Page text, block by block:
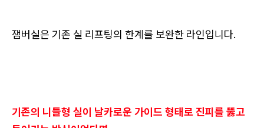
잼버실은 기존 실 리프팅의 한계를 보완한 라인입니다.
기존의 니들형 실이 날카로운 가이드 형태로 진피를 뚫고